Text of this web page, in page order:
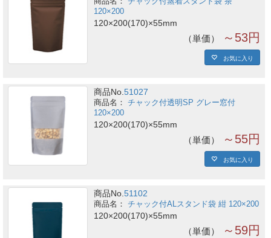
120×200
120×200(170)×55mm
単価 ～53円
お気に入り
商品No.51027
チャック付透明SP グレー窓付
120×200
120×200(170)×55mm
単価 ～55円
お気に入り
商品No.51102
チャック付ALスタンド袋 紺 120×200
120×200(170)×55mm
単価 ～59円